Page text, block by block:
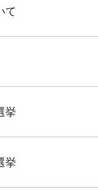
て
挙
挙